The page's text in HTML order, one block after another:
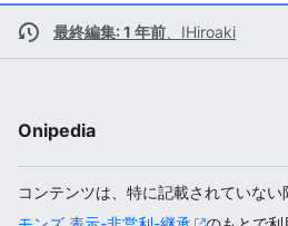
最終編集: 1 年前 IHiroaki
Onipedia
コンテンツは、特に記載されていない